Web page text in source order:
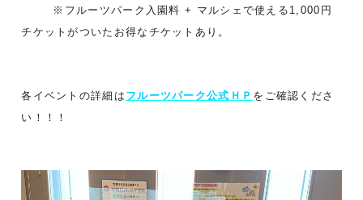
※フルーツパーク入園料 + マルシェで使える1,000円
チケットがついたお得なチケットあり。
各イベントの詳細は フルーツパーク公式ＨＰ をご確認くださ
い！！！